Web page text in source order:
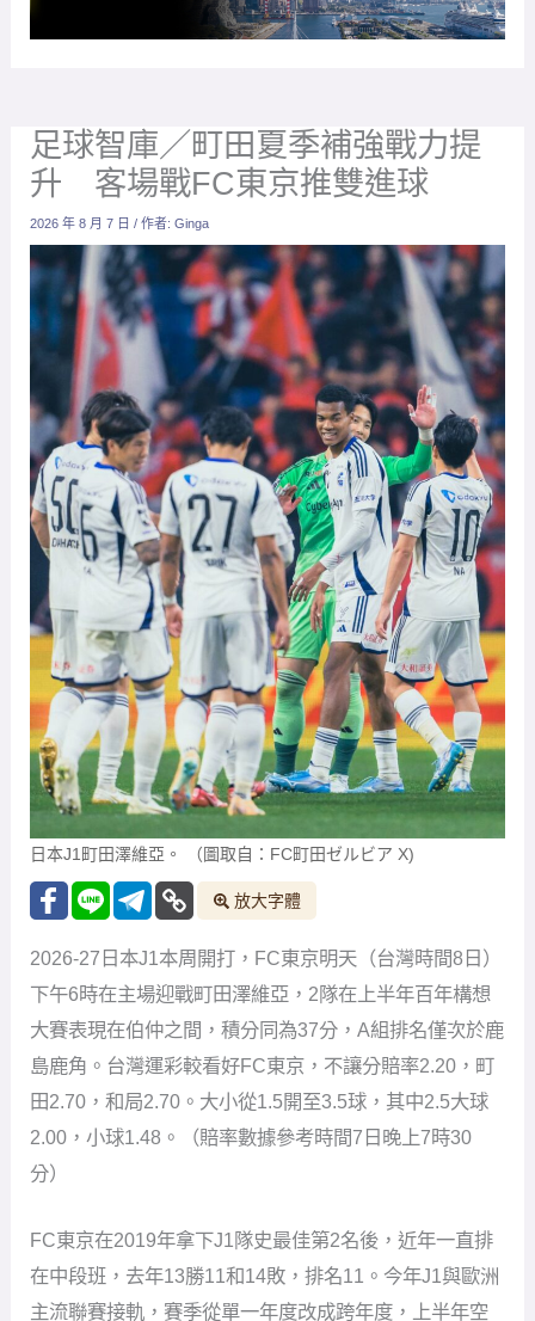
足球智庫／町田夏季補強戰力提
升 客場戰FC東京推雙進球
2026 年 8 月 7 日/ 作者:Ginga
日本J1町田澤維亞。 （圖取自：FC町田ゼルビア X)
放大字體
2026-27日本J1本周開打，FC東京明天（台灣時間8日）
下午6時在主場迎戰町田澤維亞，2隊在上半年百年構想
大賽表現在伯仲之間，積分同為37分，A組排名僅次於鹿
島鹿角。台灣運彩較看好FC東京，不讓分賠率2.20，町
田2.70，和局2.70。大小從1.5開至3.5球，其中2.5大球
2.00，小球1.48。（賠率數據參考時間7日晚上7時30
分）
FC東京在2019年拿下J1隊史最佳第2名後，近年一直排
在中段班，去年13勝11和14敗，排名11。今年J1與歐洲
主流聯賽接軌，賽季從單一年度改成跨年度，上半年空